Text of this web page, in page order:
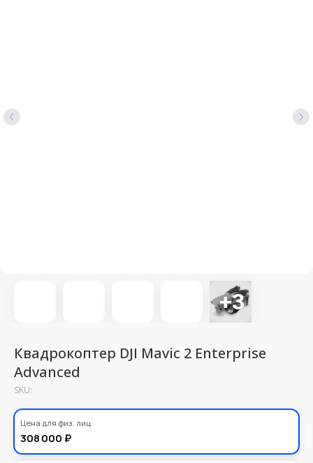
Квадрокоптер DJI Mavic 2 Enterprise
Advanced
SKU:
280000,00
₽
Цена для физ. лиц
308 000 ₽